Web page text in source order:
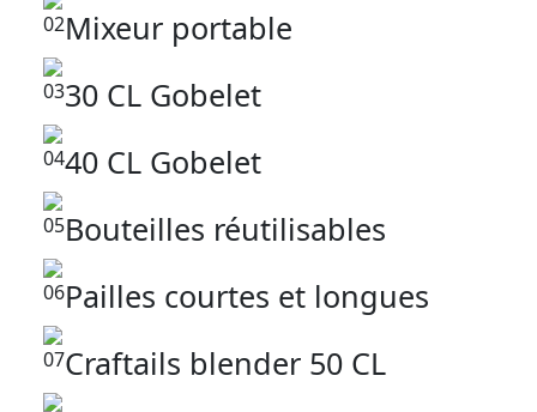
02Mixeur portable
0330 CL Gobelet
0440 CL Gobelet
05Bouteilles réutilisables
06Pailles courtes et longues
07Craftails blender 50 CL